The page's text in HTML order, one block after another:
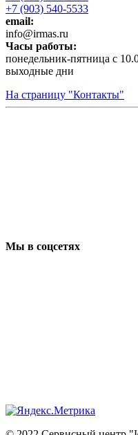
+7 (903) 540-5533
email:
infо@irmas.ru
Часы работы:
понедельник-пятница с
выходные дни
На страницу "Контакты"
Мы в соцсетях